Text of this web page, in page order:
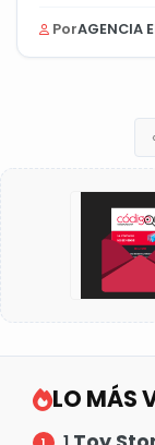
PorAGENCIA
‹
LO MÁS